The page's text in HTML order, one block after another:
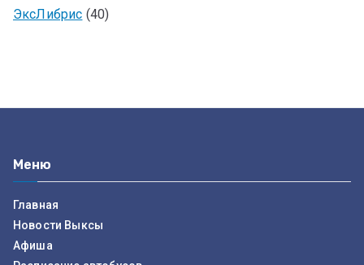
ЭксЛибрис (40)
Меню
Главная
Новости Выксы
Афиша